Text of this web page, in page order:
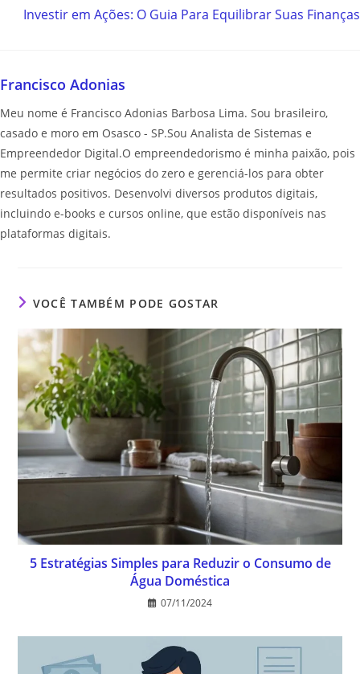
Investir em Ações: O Guia Para Equilibrar Suas Finanças
Francisco Adonias
Meu nome é Francisco Adonias Barbosa Lima. Sou brasileiro,
casado e moro em Osasco - SP.Sou Analista de Sistemas e
Empreendedor Digital.O empreendedorismo é minha paixão, pois
me permite criar negócios do zero e gerenciá-los para obter
resultados positivos. Desenvolvi diversos produtos digitais,
incluindo e-books e cursos online, que estão disponíveis nas
plataformas digitais.
VOCÊ TAMBÉM PODE GOSTAR
5 Estratégias Simples para Reduzir o Consumo de
Água Doméstica
07/11/2024